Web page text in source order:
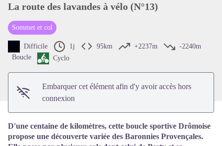
La route des lavandes à vélo (N°13)
Sommet et col
Difficile 1j 95km +2237m
-2240m
Boucle
Cyclo
Embarquer cet élément afin d'y avoir accès hors
connexion
D'une centaine de kilomètres, cette boucle sportive Drômoise
propose une découverte variée des Baronnies Provençales.